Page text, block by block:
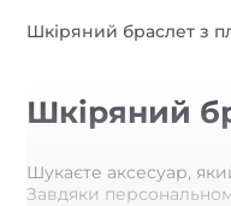
Шкіряний браслет з
Шкіряний
Шукаєте аксесуар,
Завдяки